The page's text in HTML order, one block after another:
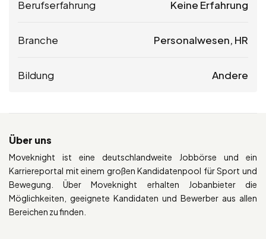
Berufserfahrung Keine Erfahrung
Branche Personalwesen, HR
Bildung Andere
Über uns
Moveknight ist eine deutschlandweite Jobbörse und ein
Karriereportal mit einem großen Kandidatenpool für Sport und
Bewegung. Über Moveknight erhalten Jobanbieter die
Möglichkeiten, geeignete Kandidaten und Bewerber aus allen
Bereichen zu finden.